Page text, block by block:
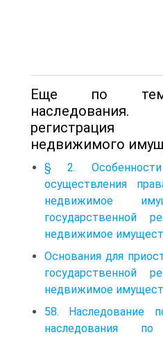
Еще по
наследования.
регистрация
недвижимого
§ 2.
осуществления
недвижимое
государственной
недвижимое
Основания для
государственной
недвижимое
58. Наследование
наследования